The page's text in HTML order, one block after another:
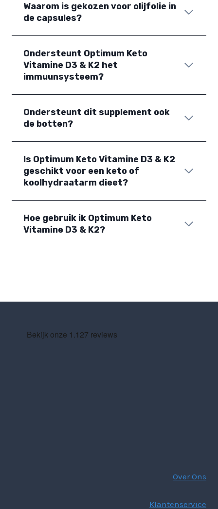
Waarom is gekozen voor olijfolie in
de capsules?
Ondersteunt Optimum Keto
Vitamine D3 & K2 het
immuunsysteem?
Ondersteunt dit supplement ook
de botten?
Is Optimum Keto Vitamine D3 & K2
geschikt voor een keto of
koolhydraatarm dieet?
Hoe gebruik ik Optimum Keto
Vitamine D3 & K2?
Over Ons
Klantenservice